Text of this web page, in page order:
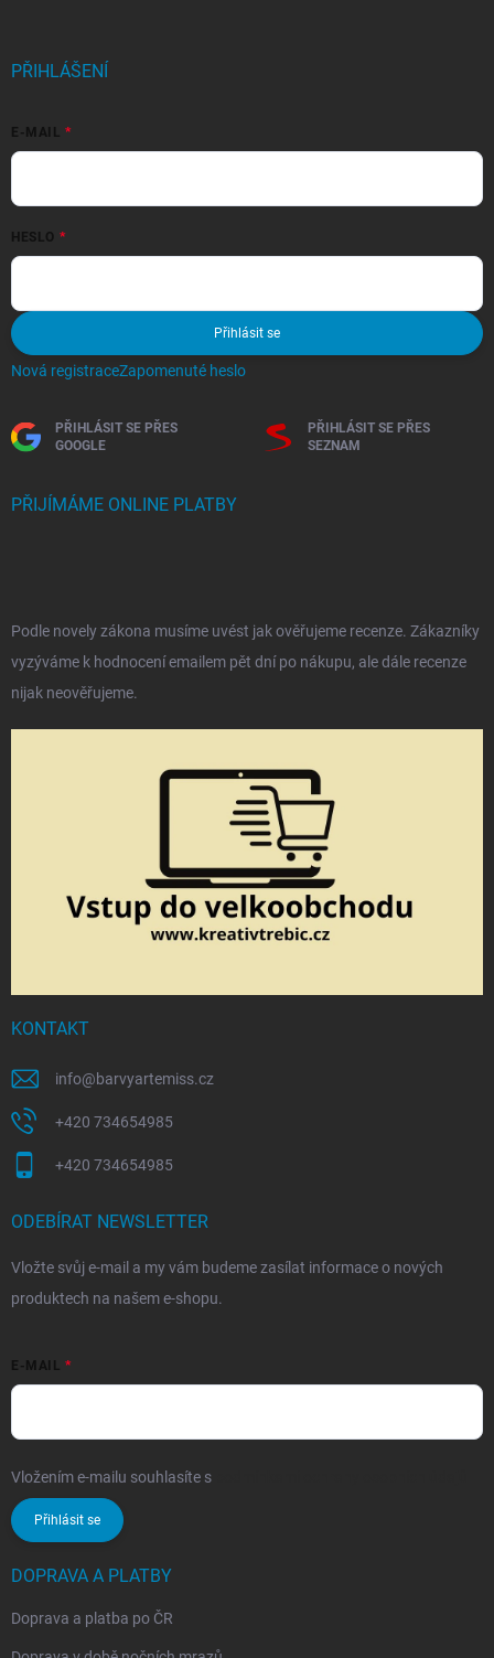
PŘIHLÁŠENÍ
E-MAIL
HESLO
Přihlásit se
Nová registraceZapomenuté heslo
PŘIHLÁSIT SE PŘES
GOOGLE
PŘIHLÁSIT SE PŘES
SEZNAM
PŘIJÍMÁME ONLINE PLATBY
Podle novely zákona musíme uvést jak ověřujeme recenze. Zákazníky
vyzýváme k hodnocení emailem pět dní po nákupu, ale dále recenze
nijak neověřujeme.
KONTAKT
info@barvyartemiss.cz
+420 734654985
+420 734654985
ODEBÍRAT NEWSLETTER
Vložte svůj e-mail a my vám budeme zasílat informace o nových
produktech na našem e-shopu.
E-MAIL
Vložením e-mailu souhlasíte s
Přihlásit se
DOPRAVA A PLATBY
Doprava a platba po ČR